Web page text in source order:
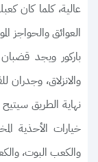
عالية، كلما كان
العوائق والحواجز
باركور ويجد
والانزلاق،
نهاية الطريق
خيارات الأحذية
والكعب البوت،